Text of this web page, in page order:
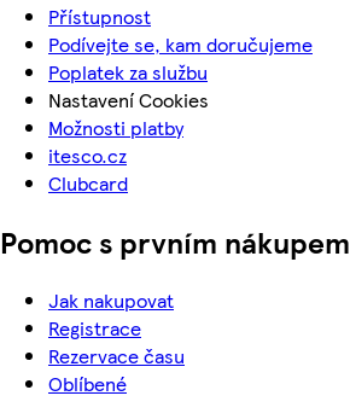
Přístupnost
Podívejte se, kam doručujeme
Poplatek za službu
Nastavení Cookies
Možnosti platby
itesco.cz
Clubcard
Pomoc s prvním nákupem
Jak nakupovat
Registrace
Rezervace času
Oblíbené